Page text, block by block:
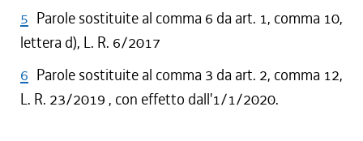
5 Parole sostituite al comma 6 da art. 1, comma 10,
lettera d), L. R. 6/2017
6 Parole sostituite al comma 3 da art. 2, comma 12,
L. R. 23/2019 , con effetto dall'1/1/2020.